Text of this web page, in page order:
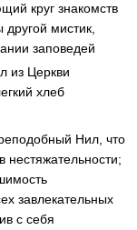
круг знакомств
другой мистик,
заповедей
из Церкви
хлеб
Нил, что
нестяжательности;
завлекательных
с себя